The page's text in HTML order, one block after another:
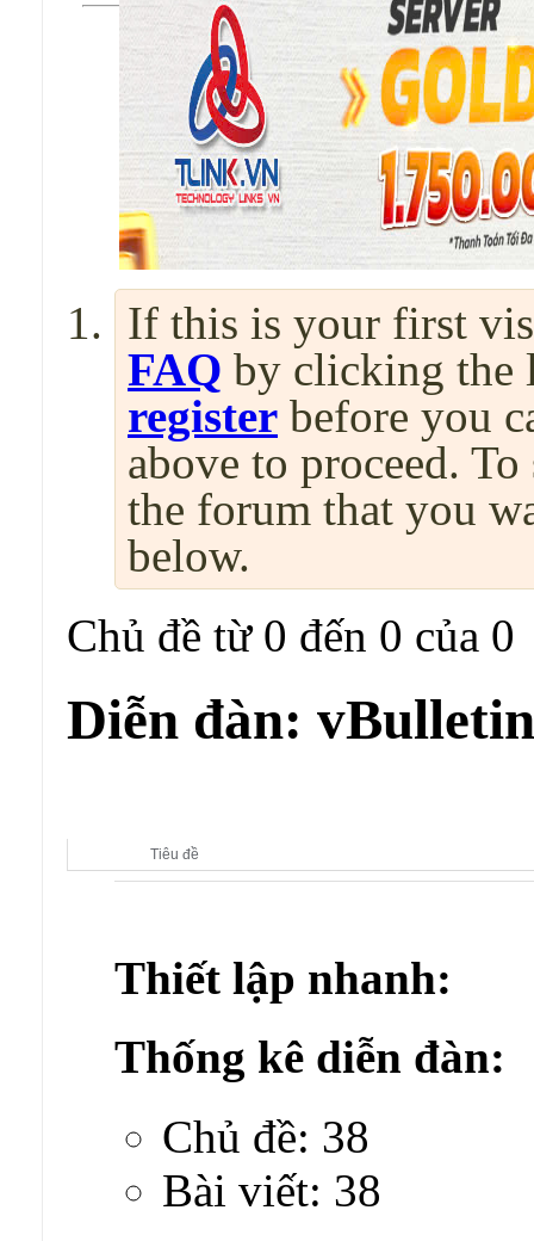
If this is your first
FAQ by clicking the
register before you
above to proceed.
the forum that you
below.
Chủ đề từ 0 đến 0 của 0
Diễn đàn:
Tiêu đề
Thiết lập nhanh:
Thống kê diễn đàn:
Chủ đề: 38
Bài viết: 38